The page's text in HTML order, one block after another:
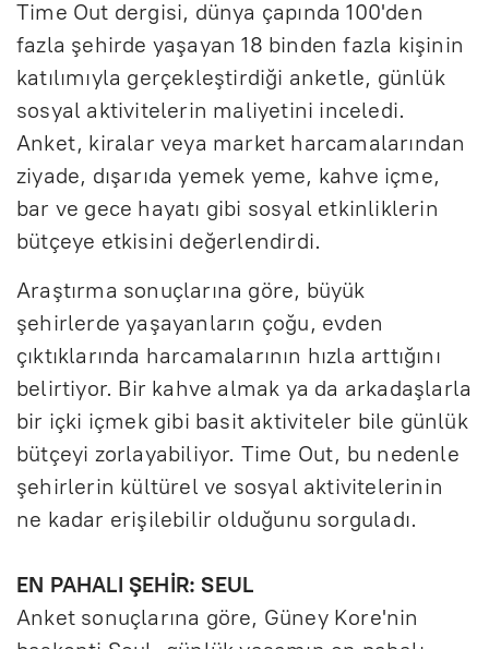
Time Out dergisi, dünya çapında 100'den
fazla şehirde yaşayan 18 binden fazla kişinin
katılımıyla gerçekleştirdiği anketle, günlük
sosyal aktivitelerin maliyetini inceledi.
Anket, kiralar veya market harcamalarından
ziyade, dışarıda yemek yeme, kahve içme,
bar ve gece hayatı gibi sosyal etkinliklerin
bütçeye etkisini değerlendirdi.
Araştırma sonuçlarına göre, büyük
şehirlerde yaşayanların çoğu, evden
çıktıklarında harcamalarının hızla arttığını
belirtiyor. Bir kahve almak ya da arkadaşlarla
bir içki içmek gibi basit aktiviteler bile günlük
bütçeyi zorlayabiliyor. Time Out, bu nedenle
şehirlerin kültürel ve sosyal aktivitelerinin
ne kadar erişilebilir olduğunu sorguladı.
EN PAHALI ŞEHİR: SEUL
Anket sonuçlarına göre, Güney Kore'nin